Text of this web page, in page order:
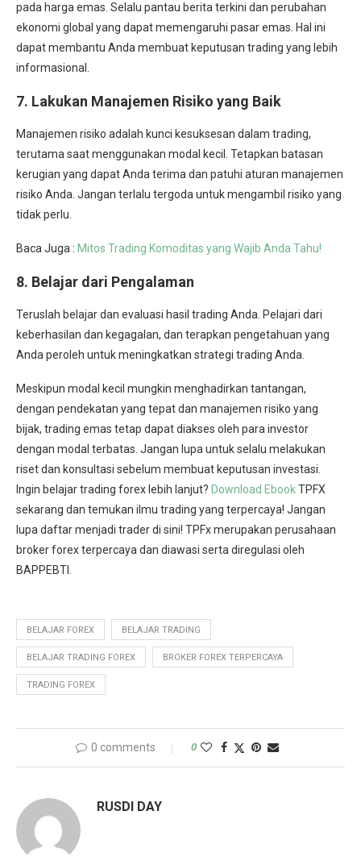
pada harga emas. Selalu pantau berita terkini dan perubahan
ekonomi global yang dapat memengaruhi pasar emas. Hal ini
dapat membantu Anda membuat keputusan trading yang lebih
informasional.
7. Lakukan Manajemen Risiko yang Baik
Manajemen risiko adalah kunci kesuksesan dalam trading,
terutama saat menggunakan modal kecil. Tetapkan batasan
kerugian yang dapat Anda terima dan patuhi aturan manajemen
risiko Anda. Jangan terlalu tergoda untuk mengambil risiko yang
tidak perlu.
Baca Juga : Mitos Trading Komoditas yang Wajib Anda Tahu!
8. Belajar dari Pengalaman
Teruslah belajar dan evaluasi hasil trading Anda. Pelajari dari
keberhasilan dan kegagalan, dan terapkan pengetahuan yang
Anda peroleh untuk meningkatkan strategi trading Anda.
Meskipun modal kecil mungkin menghadirkan tantangan,
dengan pendekatan yang tepat dan manajemen risiko yang
bijak, trading emas tetap dapat diakses oleh para investor
dengan modal terbatas. Jangan lupa untuk selalu melakukan
riset dan konsultasi sebelum membuat keputusan investasi.
Ingin belajar trading forex lebih lanjut? Download EbookTPFX
sekarang dan temukan ilmu trading yang terpercaya! Jangan
lupa daftar menjadi trader di sini! TPFx merupakan perusahaan
broker forex terpercaya dan diawasi serta diregulasi oleh
BAPPEBTI.
BELAJAR FOREX BELAJAR TRADING
BELAJAR TRADING FOREX BROKER FOREX TERPERCAYA
TRADING FOREX
0 comments 0
RUSDI DAY